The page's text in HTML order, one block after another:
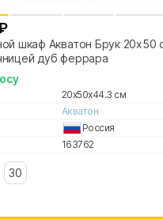
шкаф Акватон Брук 20х50
дуб феррара
20x50x44.3 см
Акватон
Россия
163762
30